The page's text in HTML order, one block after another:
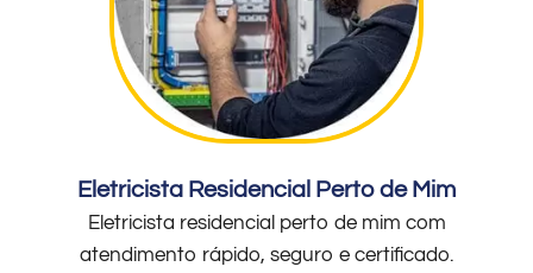
Eletricista Residencial Perto de Mim
Eletricista residencial perto de mim com
atendimento rápido, seguro e certificado.